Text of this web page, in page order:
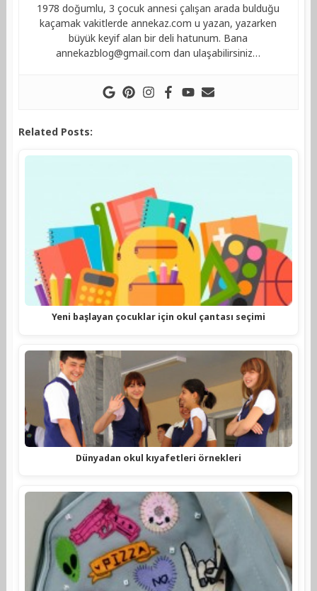
1978 doğumlu, 3 çocuk annesi çalışan arada bulduğu
kaçamak vakitlerde annekaz.com u yazan, yazarken
büyük keyif alan bir deli hatunum. Bana
annekazblog@gmail.com dan ulaşabilirsiniz…
Related Posts:
Yeni başlayan çocuklar için okul çantası seçimi
Dünyadan okul kıyafetleri örnekleri